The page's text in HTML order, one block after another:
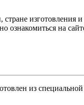
на
из специальной